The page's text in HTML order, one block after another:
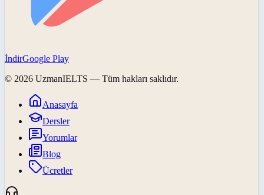
İndirGoogle Play
© 2026 UzmanIELTS — Tüm hakları saklıdır.
Anasayfa
Dersler
Yorumlar
Blog
Ücretler